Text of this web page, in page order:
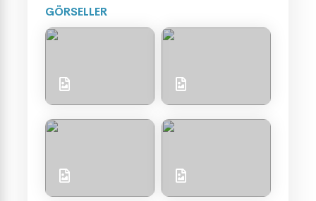
GÖRSELLER